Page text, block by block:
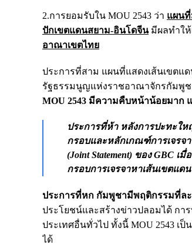
2.การยอมรับใน MOU 2543 ว่า แผนที่
ปักเขตแดนสยาม-อินโดจีนมีผลทำให้
อาณาเขตไทย
ประการที่สาม แผนที่แสดงเส้นเขตแ
รัฐธรรมนูญแห่งราชอาณาจักรกัมพูช
MOU 2543 มีความคืบหน้าน้อยมาก
ประการที่ห้า หลังการปะทะใ
กรอบและหลักเกณฑ์การเจรจ
(Joint Statement) ของ GBC
กรอบการเจรจาหาเส้นเขตแด
ประการที่หก กัมพูชามีพฤติกรรมที่ล
ประโยชน์และสร้างข่าวปลอมได้ ก
ประเทศอื่นทั่วไป ทั้งนี้ MOU 2543
ได้